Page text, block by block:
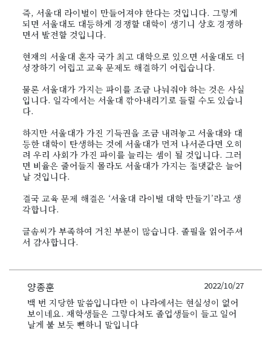
즉, 서울대 라이벌이 만들어져야 한다는 것입니다. 그렇게
되면 서울대도 대등하게 경쟁할 대학이 생기니 상호 경쟁하
면서 발전할 것입니다.
현재의 서울대 혼자 국가 최고 대학으로 있으면 서울대도 더
성장하기 어렵고 교육 문제도 해결하기 어렵습니다.
물론 서울대가 가지는 파이를 조금 나눠줘야 하는 것은 사실
입니다. 일각에서는 서울대 깎아내리기로 들릴 수도 있습니
다.
하지만 서울대가 가진 기득권을 조금 내려놓고 서울대와 대
등한 대학이 탄생하는 것에 서울대가 먼저 나서준다면 오히
려 우리 사회가 가진 파이를 늘리는 셈이 될 것입니다. 그러
면 비율은 줄어들지 몰라도 서울대가 가지는 절댓값은 늘어
날 것입니다.
결국 교육 문제 해결은 ‘서울대 라이벌 대학 만들기’라고 생
각합니다.
글솜씨가 부족하여 거친 부분이 많습니다. 졸필을 읽어주셔
서 감사합니다.
양종훈 2022/10/27
백 번 지당한 말씀입니다만 이 나라에서는 현실성이 없어
보이네요. 재학생들은 그렇다쳐도 졸업생들이 들고 일어
날게 불 보듯 뻔하니 말입니다